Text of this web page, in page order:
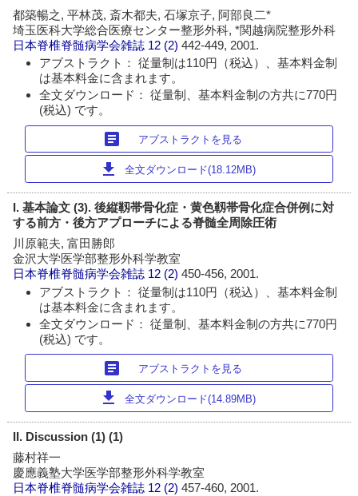
都築暢之, 平林茂, 斎木都夫, 石塚京子, 阿部良二*
埼玉医科大学総合医療センター整形外科, *関越病院整形外科
日本脊椎脊髄病学会雑誌 12 (2)442-449, 2001.
アブストラクト： 従量制は110円（税込）、基本料金制
は基本料金に含まれます。
全文ダウンロード： 従量制、基本料金制の方共に770円
(税込) です。
article アブストラクトを見る
download 全文ダウンロード(18.12MB)
I. 基本論文 (3). 後縦靱帯骨化症・黄色靱帯骨化症合併例に対
する前方・後方アプローチによる脊髄全周除圧術
川原範夫, 富田勝郎
金沢大学医学部整形外科学教室
日本脊椎脊髄病学会雑誌 12 (2)450-456, 2001.
アブストラクト： 従量制は110円（税込）、基本料金制
は基本料金に含まれます。
全文ダウンロード： 従量制、基本料金制の方共に770円
(税込) です。
article アブストラクトを見る
download 全文ダウンロード(14.89MB)
II. Discussion (1) (1)
藤村祥一
慶應義塾大学医学部整形外科学教室
日本脊椎脊髄病学会雑誌 12 (2)457-460, 2001.